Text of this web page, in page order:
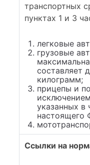
транспортных
пунктах 1 и 3
легковые
грузовые
составляет
килограмм;
прицепы и
указанных в
настоящего
Ссылки на